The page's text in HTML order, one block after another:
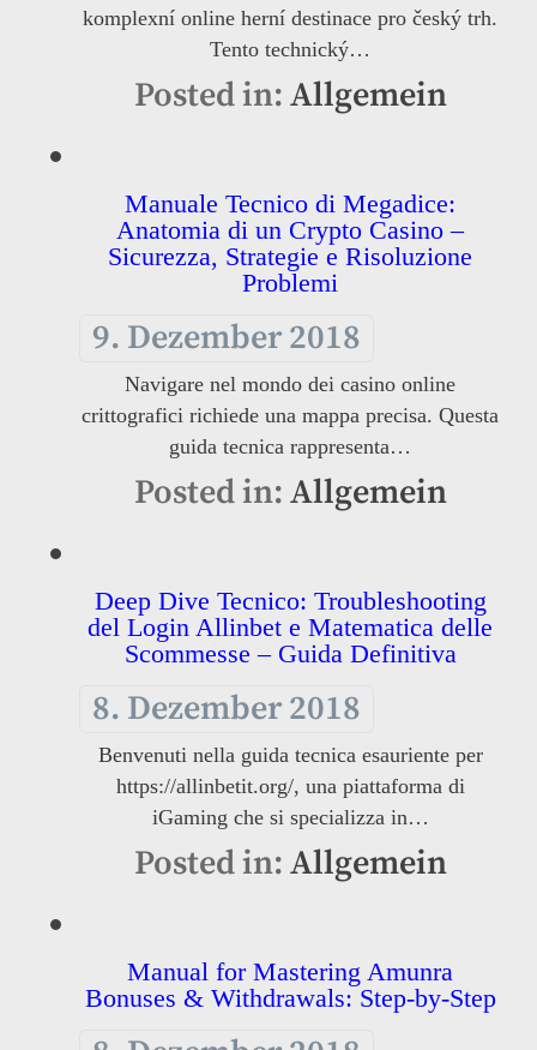
komplexní online herní destinace pro český trh.
Tento technický…
Posted in: Allgemein
Manuale Tecnico di Megadice:
Anatomia di un Crypto Casino –
Sicurezza, Strategie e Risoluzione
Problemi
9. Dezember 2018
Navigare nel mondo dei casino online
crittografici richiede una mappa precisa. Questa
guida tecnica rappresenta…
Posted in: Allgemein
Deep Dive Tecnico: Troubleshooting
del Login Allinbet e Matematica delle
Scommesse – Guida Definitiva
8. Dezember 2018
Benvenuti nella guida tecnica esauriente per
https://allinbetit.org/, una piattaforma di
iGaming che si specializza in…
Posted in: Allgemein
Manual for Mastering Amunra
Bonuses & Withdrawals: Step-by-Step